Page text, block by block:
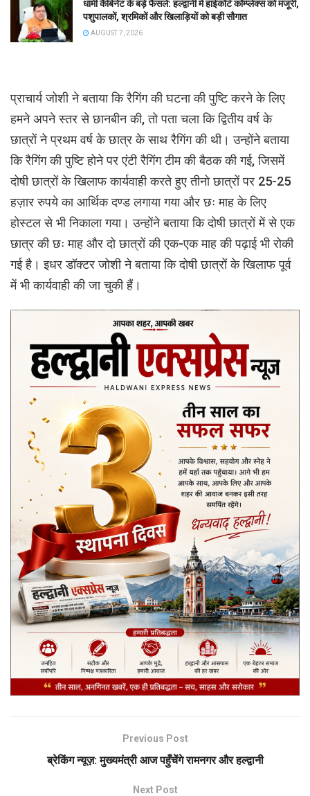
धामी कैबिनेट के बड़े फैसले: हल्द्वानी में हाईकोर्ट कॉम्प्लेक्स को मंजूरी,
पशुपालकों, श्रमिकों और खिलाड़ियों को बड़ी सौगात
AUGUST 7, 2026
प्राचार्य जोशी ने बताया कि रैगिंग की घटना की पुष्टि करने के लिए
हमने अपने स्तर से छानबीन की, तो पता चला कि द्वितीय वर्ष के
छात्रों ने प्रथम वर्ष के छात्र के साथ रैगिंग की थी। उन्होंने बताया
कि रैगिंग की पुष्टि होने पर एंटी रैगिंग टीम की बैठक की गई, जिसमें
दोषी छात्रों के खिलाफ कार्यवाही करते हुए तीनो छात्रों पर 25-25
हज़ार रुपये का आर्थिक दण्ड लगाया गया और छः माह के लिए
होस्टल से भी निकाला गया। उन्होंने बताया कि दोषी छात्रों में से एक
छात्र की छः माह और दो छात्रों की एक-एक माह की पढ़ाई भी रोकी
गई है। इधर डॉक्टर जोशी ने बताया कि दोषी छात्रों के खिलाफ पूर्व
में भी कार्यवाही की जा चुकी हैं।
Previous Post
ब्रेकिंग न्यूज़: मुख्यमंत्री आज पहुँचेंगे रामनगर और हल्द्वानी
Next Post